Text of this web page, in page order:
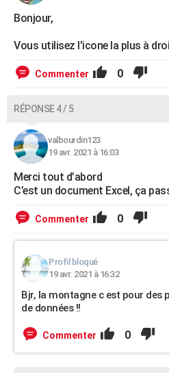
Bonjour,
Vous utilisez l'icone la plus à
Commenter 0
RÉPONSE 4 / 5
valbourdin123
19 avr. 2021 à 16:03
Merci tout d’abord
C’est un document Excel, ça
Commenter 0
Profil bloqué
19 avr. 2021 à 16:32
Bjr, la montagne c est pour des
de données !!
Commenter 0